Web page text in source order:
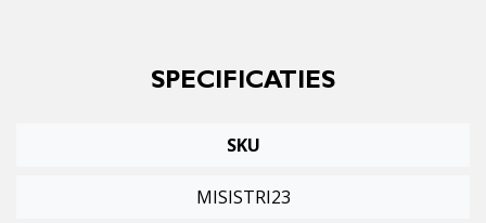
SPECIFICATIES
SKU
MISISTRI23